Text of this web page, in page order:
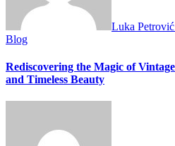
Luka Petrović
Blog
Rediscovering the Magic of
and Timeless Beauty